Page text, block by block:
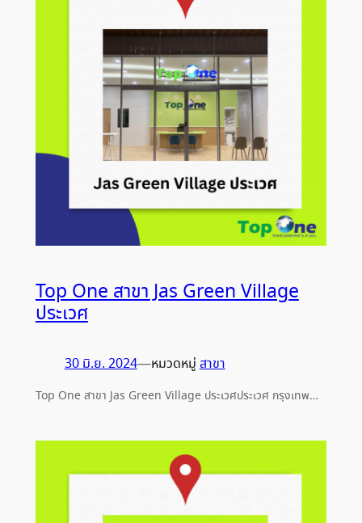
Top One สาขา Jas Green Village
ประเวศ
30 มิ.ย. 2024—หมวดหมู่สาขา
Top One สาขา Jas Green Village ประเวศประเวศ กรุงเทพ…